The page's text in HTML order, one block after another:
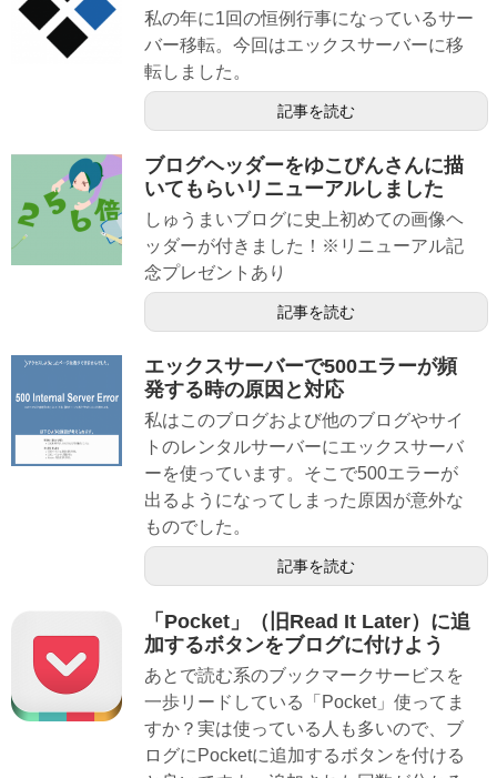
私の年に1回の恒例行事になっているサー
バー移転。今回はエックスサーバーに移
転しました。
記事を読む
ブログヘッダーをゆこびんさんに描
いてもらいリニューアルしました
しゅうまいブログに史上初めての画像ヘ
ッダーが付きました！※リニューアル記
念プレゼントあり
記事を読む
エックスサーバーで500エラーが頻
発する時の原因と対応
私はこのブログおよび他のブログやサイ
トのレンタルサーバーにエックスサーバ
ーを使っています。そこで500エラーが
出るようになってしまった原因が意外な
ものでした。
記事を読む
「Pocket」（旧Read It Later）に追
加するボタンをブログに付けよう
あとで読む系のブックマークサービスを
一歩リードしている「Pocket」使ってま
すか？実は使っている人も多いので、ブ
ログにPocketに追加するボタンを付ける